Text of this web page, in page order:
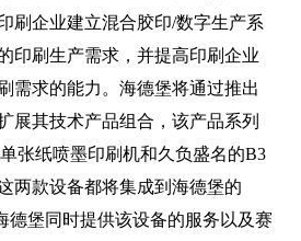
刷企业建立混合胶印/数字生产系
印刷生产需求，并提高印刷企业
需求的能力。海德堡将通过推出
展其技术产品组合，该产品系列
张纸喷墨印刷机和久负盛名的B3
两款设备都将集成到海德堡的
德堡同时提供该设备的服务以及赛